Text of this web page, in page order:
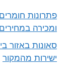
פתרונות
ומכירה
סאונות באזור
ישירות מהמקור